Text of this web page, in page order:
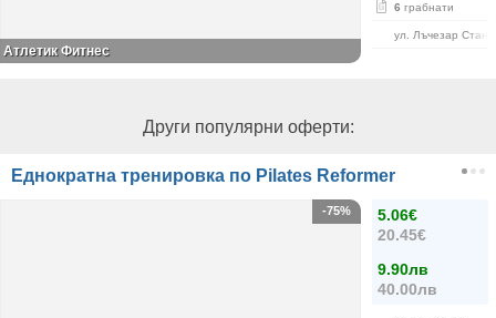
6 грабнати
ул. Лъчезар
Атлетик Фитнес
Други популярни оферти:
Еднократна тренировка по Pilates Reformer
5.06€
20.45€
9.90лв
40.00лв
-75%